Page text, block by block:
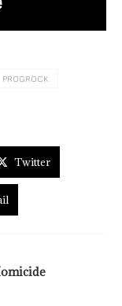
PROGROCK
Twitter